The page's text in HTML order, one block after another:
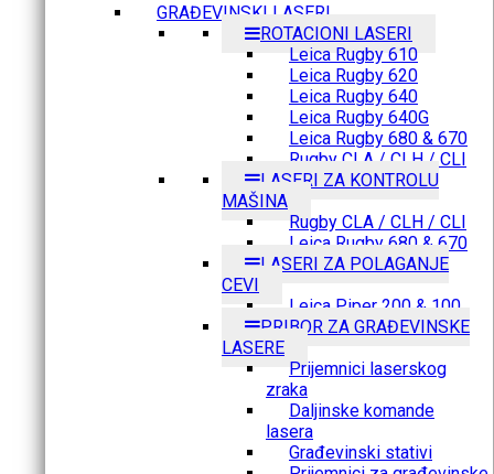
GRAĐEVINSKI LASERI
ROTACIONI LASERI
Leica Rugby 610
Leica Rugby 620
Leica Rugby 640
Leica Rugby 640G
Leica Rugby 680 & 670
Rugby CLA / CLH / CLI
LASERI ZA KONTROLU
MAŠINA
Rugby CLA / CLH / CLI
Leica Rugby 680 & 670
LASERI ZA POLAGANJE
CEVI
Leica Piper 200 & 100
PRIBOR ZA GRAĐEVINSKE
LASERE
Prijemnici laserskog
zraka
Daljinske komande
lasera
Građevinski stativi